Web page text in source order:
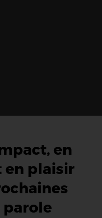
en
en plaisir
parole